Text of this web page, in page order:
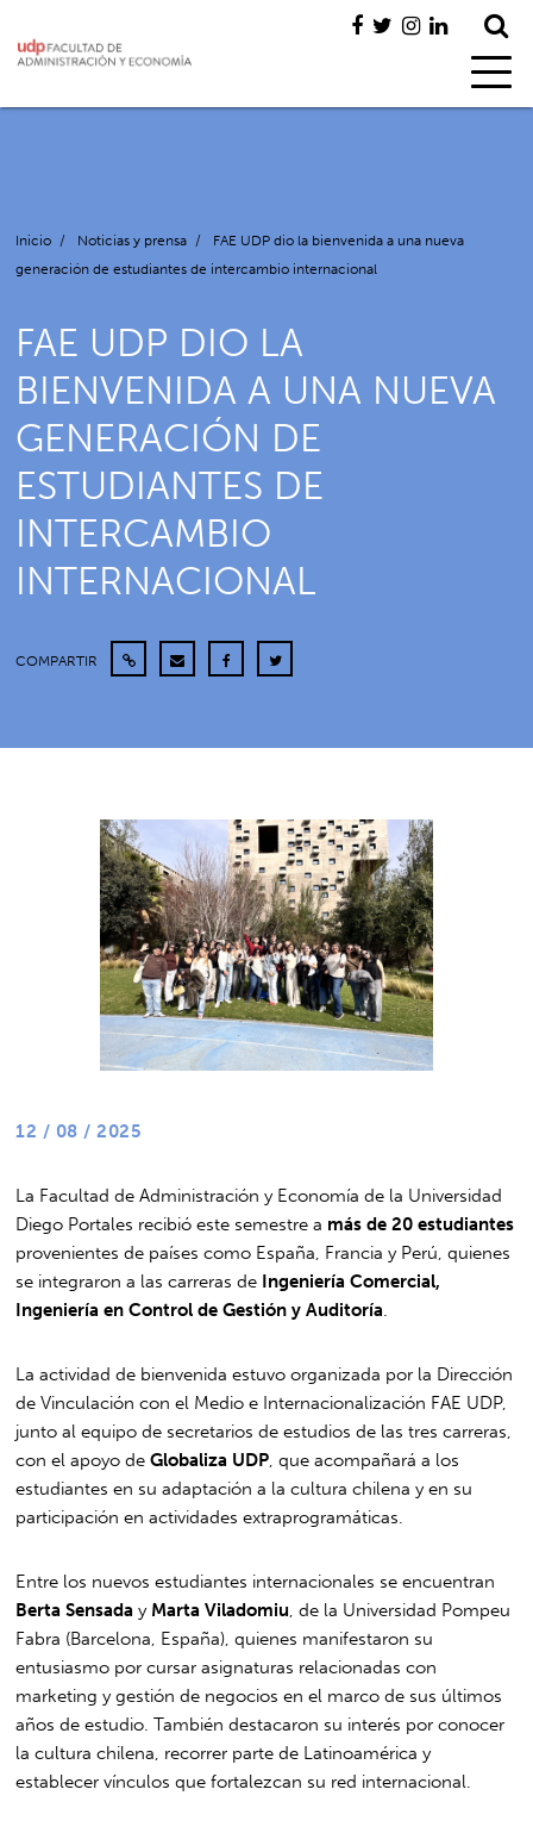
Inicio / Noticias y prensa /
FAE UDP dio la bienvenida a una nueva
generación de estudiantes de intercambio internacional
FAE UDP DIO LA
BIENVENIDA A UNA NUEVA
GENERACIÓN DE
ESTUDIANTES DE
INTERCAMBIO
INTERNACIONAL
COMPARTIR
12 / 08 / 2025
La Facultad de Administración y Economía de la Universidad
Diego Portales recibió este semestre a más de 20 estudiantes
provenientes de países como España, Francia y Perú, quienes
se integraron a las carreras de Ingeniería Comercial,
Ingeniería en Control de Gestión y Auditoría
La actividad de bienvenida estuvo organizada por la Dirección
de Vinculación con el Medio e Internacionalización FAE UDP,
junto al equipo de secretarios de estudios de las tres carreras,
con el apoyo deGlobaliza UDP , que acompañará a los
estudiantes en su adaptación a la cultura chilena y en su
participación en actividades extraprogramáticas.
Entre los nuevos estudiantes internacionales se encuentran
Berta Sensada y Marta Viladomiu , de la Universidad Pompeu
Fabra (Barcelona, España), quienes manifestaron su
entusiasmo por cursar asignaturas relacionadas con
marketing y gestión de negocios en el marco de sus últimos
años de estudio. También destacaron su interés por conocer
la cultura chilena, recorrer parte de Latinoamérica y
establecer vínculos que fortalezcan su red internacional.